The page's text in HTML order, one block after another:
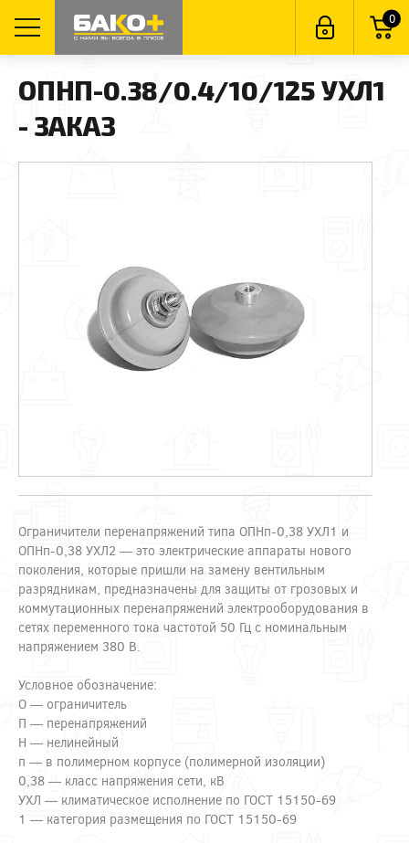
0
ОПНП-0.38/0.4/10/125 УХЛ1
- ЗАКАЗ
Ограничители перенапряжений типа ОПНп-0,38 УХЛ1 и
ОПНп-0,38 УХЛ2 — это электрические аппараты нового
поколения, которые пришли на замену вентильным
разрядникам, предназначены для защиты от грозовых и
коммутационных перенапряжений электрооборудования в
сетях переменного тока частотой 50 Гц с номинальным
напряжением 380 В.
Условное обозначение:
О — ограничитель
П — перенапряжений
Н — нелинейный
п — в полимерном корпусе (полимерной изоляции)
0,38 — класс напряжения сети, кВ
УХЛ — климатическое исполнение по ГОСТ 15150-69
1 — категория размещения по ГОСТ 15150-69